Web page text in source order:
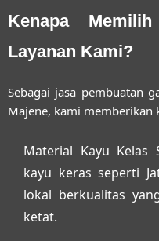
Kenapa
Layanan Kami?
Sebagai jasa pembuatan
Majene, kami memberikan
Material Kayu Kelas
kayu keras seperti
lokal berkualitas
ketat.